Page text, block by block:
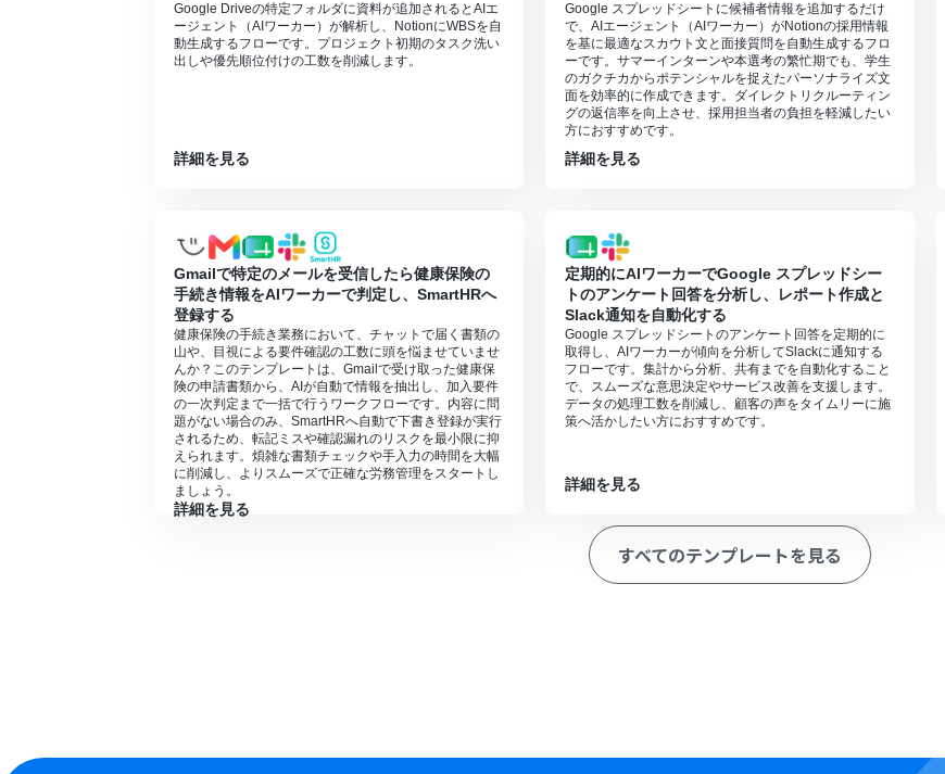
Google Driveの特定フォルダに資料が追加されるとAIエ
ージェント（AIワーカー）が解析し、NotionにWBSを自
動生成するフローです。プロジェクト初期のタスク洗い
出しや優先順位付けの工数を削減します。
詳細を見る
Google スプレッドシートに候補者情報を追加するだけ
で、AIエージェント（AIワーカー）がNotionの採用情報
を基に最適なスカウト文と面接質問を自動生成するフロ
ーです。サマーインターンや本選考の繁忙期でも、学生
のガクチカからポテンシャルを捉えたパーソナライズ文
面を効率的に作成できます。ダイレクトリクルーティン
グの返信率を向上させ、採用担当者の負担を軽減したい
方におすすめです。
詳細を見る
Gmailで特定のメールを受信したら健康保険の
手続き情報をAIワーカーで判定し、SmartHRへ
登録する
健康保険の手続き業務において、チャットで届く書類の
山や、目視による要件確認の工数に頭を悩ませていませ
んか？このテンプレートは、Gmailで受け取った健康保
険の申請書類から、AIが自動で情報を抽出し、加入要件
の一次判定まで一括で行うワークフローです。内容に問
題がない場合のみ、SmartHRへ自動で下書き登録が実行
されるため、転記ミスや確認漏れのリスクを最小限に抑
えられます。煩雑な書類チェックや手入力の時間を大幅
に削減し、よりスムーズで正確な労務管理をスタートし
ましょう。
詳細を見る
定期的にAIワーカーでGoogle スプレッドシー
トのアンケート回答を分析し、レポート作成と
Slack通知を自動化する
Google スプレッドシートのアンケート回答を定期的に
取得し、AIワーカーが傾向を分析してSlackに通知する
フローです。集計から分析、共有までを自動化すること
で、スムーズな意思決定やサービス改善を支援します。
データの処理工数を削減し、顧客の声をタイムリーに施
策へ活かしたい方におすすめです。
詳細を見る
すべてのテンプレートを見る